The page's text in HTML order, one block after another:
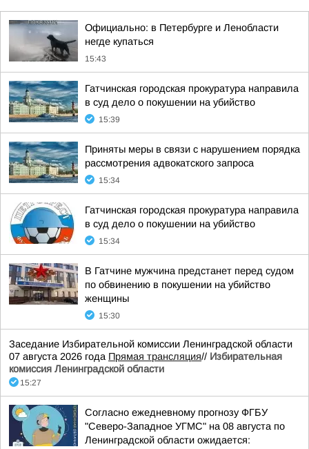
Официально: в Петербурге и Ленобласти
негде купаться
15:43
Гатчинская городская прокуратура направила
в суд дело о покушении на убийство
15:39
Приняты меры в связи с нарушением порядка
рассмотрения адвокатского запроса
15:34
Гатчинская городская прокуратура направила
в суд дело о покушении на убийство
15:34
В Гатчине мужчина предстанет перед судом
по обвинению в покушении на убийство
женщины
15:30
Заседание Избирательной комиссии Ленинградской области
07 августа 2026 года Прямая трансляция// Избирательная
комиссия Ленинградской области
15:27
Согласно ежедневному прогнозу ФГБУ
"Северо-Западное УГМС" на 08 августа по
Ленинградской области ожидается: